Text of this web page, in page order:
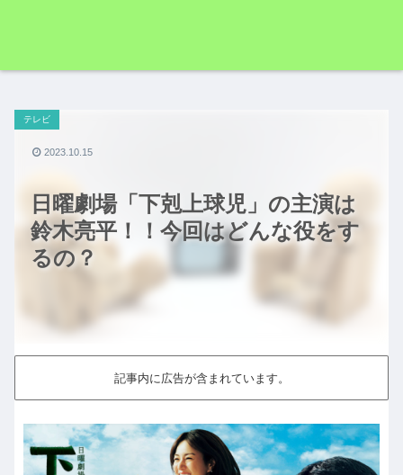
日曜劇場「下剋上球児」の主演は
鈴木亮平！！今回はどんな役をす
るの？
テレビ
2023.10.15
記事内に広告が含まれています。